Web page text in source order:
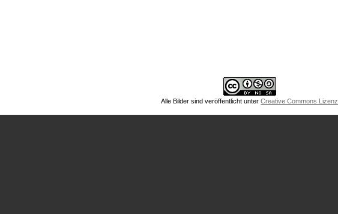
Alle Bilder sind veröffentlicht unterCreative Commons Lizenz